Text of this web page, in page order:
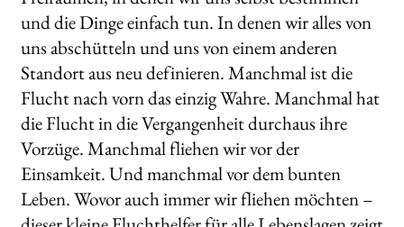
und die Dinge einfach tun. In denen wir alles von
uns abschütteln und uns von einem anderen
Standort aus neu definieren. Manchmal ist die
Flucht nach vorn das einzig Wahre. Manchmal hat
die Flucht in die Vergangenheit durchaus ihre
Vorzüge. Manchmal fliehen wir vor der
Einsamkeit. Und manchmal vor dem bunten
Leben. Wovor auch immer wir fliehen möchten –